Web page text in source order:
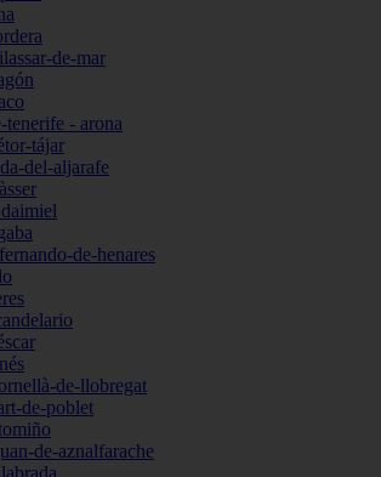
de-mar
tenerife - arona
tájar
del-aljarafe
de-henares
de-llobregat
de-poblet
de-aznalfarache